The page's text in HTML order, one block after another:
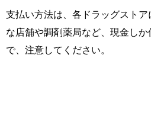
支払い方法は、各ドラッグスト
な店舗や調剤薬局など、現金し
で、注意してください。